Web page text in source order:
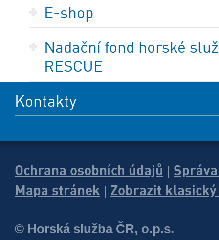
E-shop
Nadační fond horské
RESCUE
Kontakty
Ochrana osobních údajů |
Mapa stránek | Zobrazit
© Horská služba ČR, o.p.s.